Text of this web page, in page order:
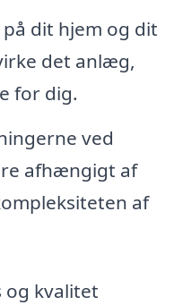
dit hjem og dit
det anlæg,
for dig.
ved
afhængigt af
af
og kvalitet